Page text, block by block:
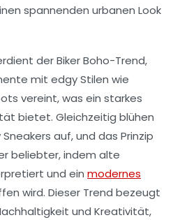
spannenden urbanen Look
derBiker Boho-Trend,
mit edgy Stilen wie
vereint, was ein starkes
bietet. Gleichzeitig blühen
Sneakers auf, und das Prinzip
beliebter, indem alte
und ein modernes
wird. Dieser Trend bezeugt
und Kreativität,